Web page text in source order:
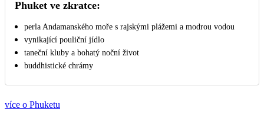
Phuket ve zkratce:
perla Andamanského moře s rajskými plážemi a modrou vodou
vynikající pouliční jídlo
taneční kluby a bohatý noční život
buddhistické chrámy
více o Phuketu